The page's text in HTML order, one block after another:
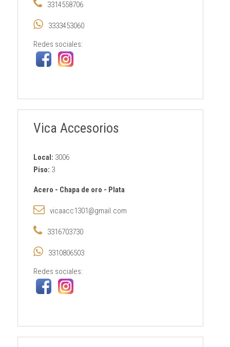
3314558706
3333453060
Redes sociales:
Vica Accesorios
Local: 3006
Piso: 3
Acero - Chapa de oro - Plata
vicaacc1301@gmail.com
3316703730
3310806503
Redes sociales: